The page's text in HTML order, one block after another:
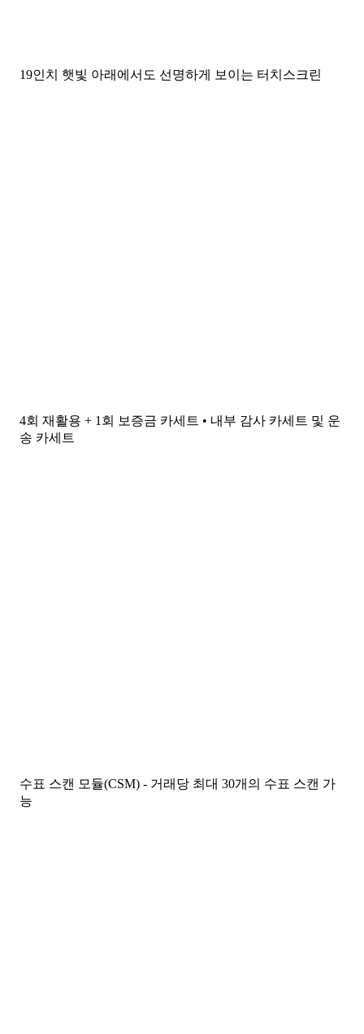
19인치 햇빛 아래에서도 선명하게 보이는 터치스크린
4회 재활용 + 1회 보증금 카세트 • 내부 감사 카세트 및 운
송 카세트
수표 스캔 모듈(CSM) - 거래당 최대 30개의 수표 스캔 가
능